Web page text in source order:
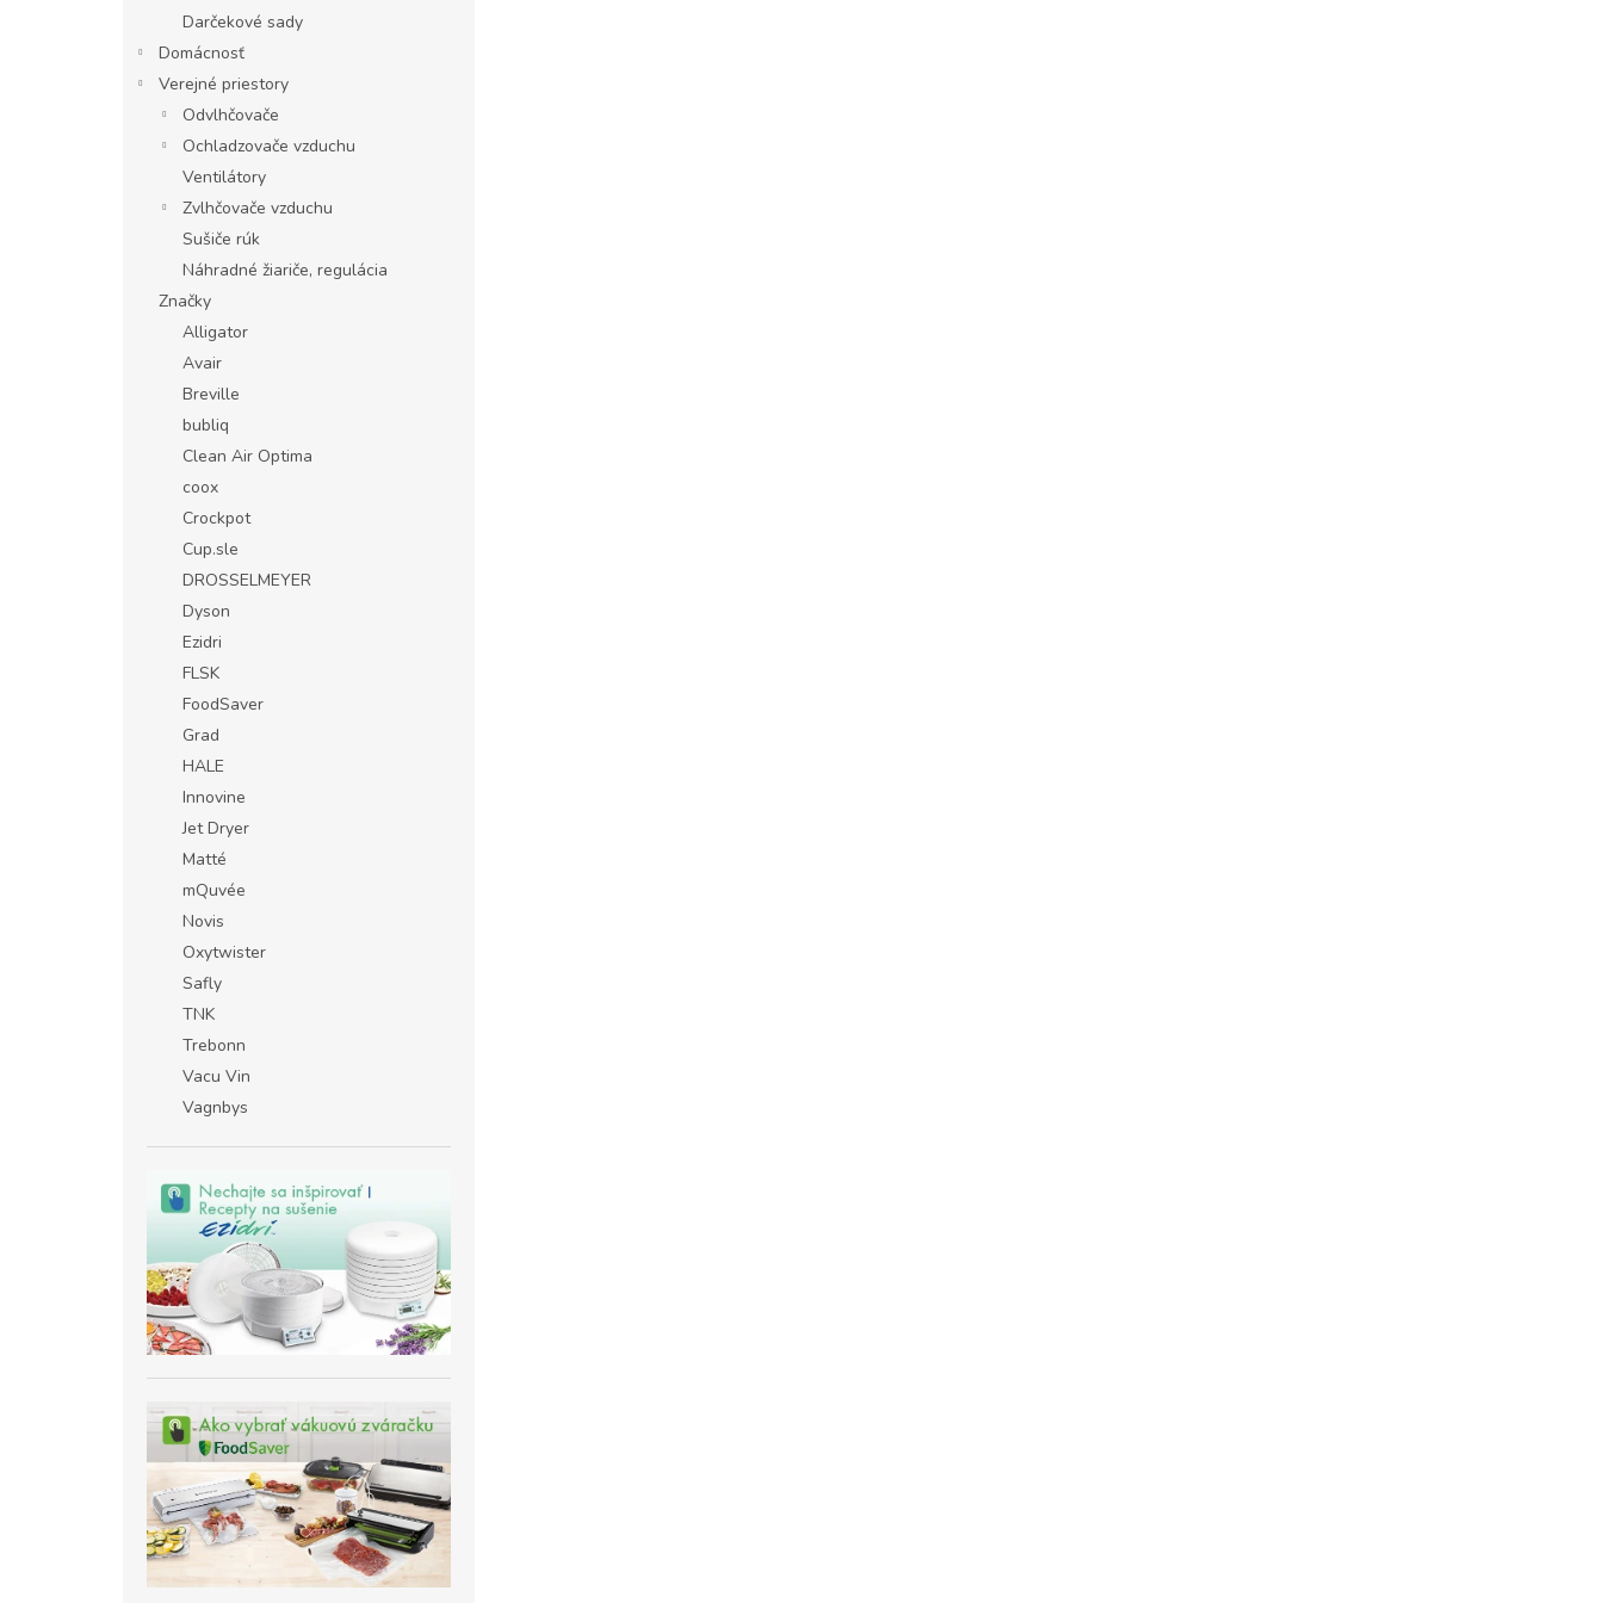
Darčekové sady
Domácnosť
Verejné priestory
Odvlhčovače
Ochladzovače vzduchu
Ventilátory
Zvlhčovače vzduchu
Sušiče rúk
Náhradné žiariče, regulácia
Značky
Alligator
Avair
Breville
bubliq
Clean Air Optima
coox
Crockpot
Cup.sle
DROSSELMEYER
Dyson
Ezidri
FLSK
FoodSaver
Grad
HALE
Innovine
Jet Dryer
Matté
mQuvée
Novis
Oxytwister
Safly
TNK
Trebonn
Vacu Vin
Vagnbys